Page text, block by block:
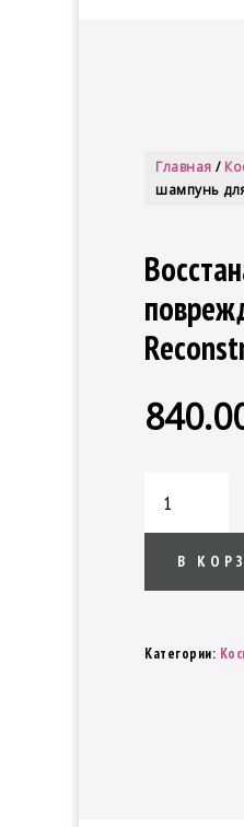
Главная /
шампунь
товара
шампунь
Joico
В
Категории: